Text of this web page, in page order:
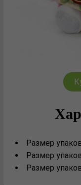
Размер
Размер
Размер